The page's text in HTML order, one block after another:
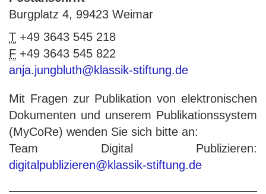
Burgplatz 4, 99423 Weimar
T +49 3643 545 218
F +49 3643 545 822
anja.jungbluth@klassik-stiftung.de
Mit Fragen zur Publikation von elektronischen
Dokumenten und unserem Publikationssystem
(MyCoRe) wenden Sie sich bitte an:
Team Digital Publizieren:
digitalpublizieren@klassik-stiftung.de